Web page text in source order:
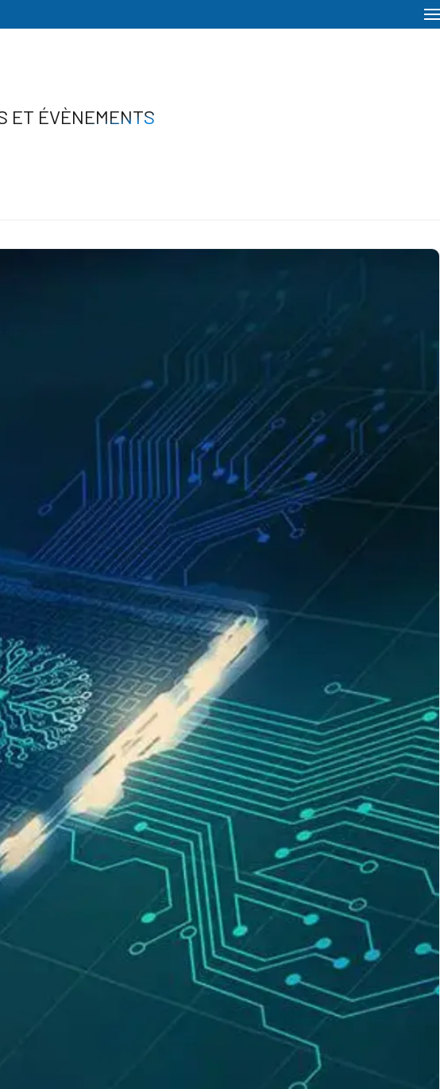
ET ÉVÈNEMENTS